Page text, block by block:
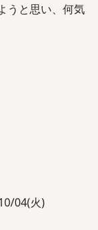
うと思い、何気
04(火)